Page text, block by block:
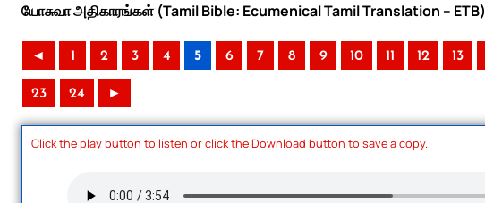
யோசுவா அதிகாரங்கள் (Tamil Bible: Ecumenical Tamil Translation – ETB)
◄ 1 2 3 4 5 6 7 8 9 10 11 12 13
23 24 ►
Click the play button to listen or click the Download button to save a copy.